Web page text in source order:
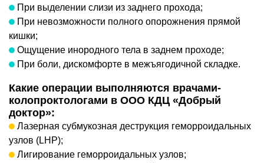
При выделении слизи из заднего прохода;
При невозможности полного опорожнения прямой
кишки;
Ощущение инородного тела в заднем проходе;
При боли, дискомфорте в межъягодичной складке.
Какие операции выполняются врачами-
колопроктологами в ООО КДЦ «Добрый
доктор»:
Лазерная субмукозная деструкция геморроидальных
узлов (LHP);
Лигирование геморроидальных узлов;